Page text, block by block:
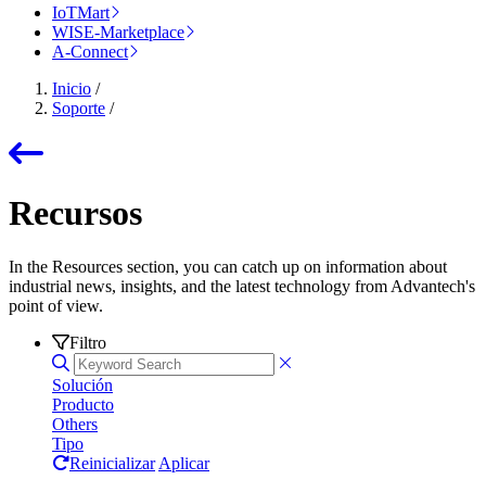
IoTMart
WISE-Marketplace
A-Connect
Inicio /
Soporte /
Recursos
In the Resources section, you can catch up on information about
industrial news, insights, and the latest technology from Advantech's
point of view.
Filtro
Solución
Producto
Others
Tipo
Reinicializar Aplicar